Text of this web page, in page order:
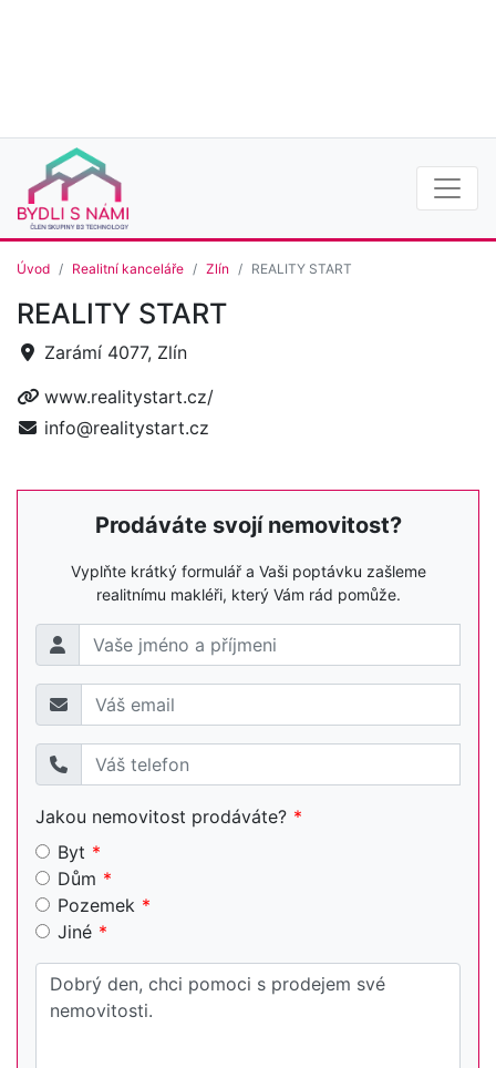
Úvod Realitní kanceláře Zlín REALITY START
REALITY START
Zarámí 4077, Zlín
www.realitystart.cz/
info@realitystart.cz
Prodáváte svojí nemovitost?
Vyplňte krátký formulář a Vaši poptávku zašleme
realitnímu makléři, který Vám rád pomůže.
Jakou nemovitost prodáváte?
Byt
Dům
Pozemek
Jiné